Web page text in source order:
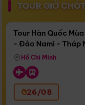
TOUR GIỜ CHÓT
Còn16 ngày 10:50:22
Bay Sun Phuquoc
Tour Hàn Quốc
- Đảo Nami - Tháp
Airways)
Hồ Chí Minh
26/08